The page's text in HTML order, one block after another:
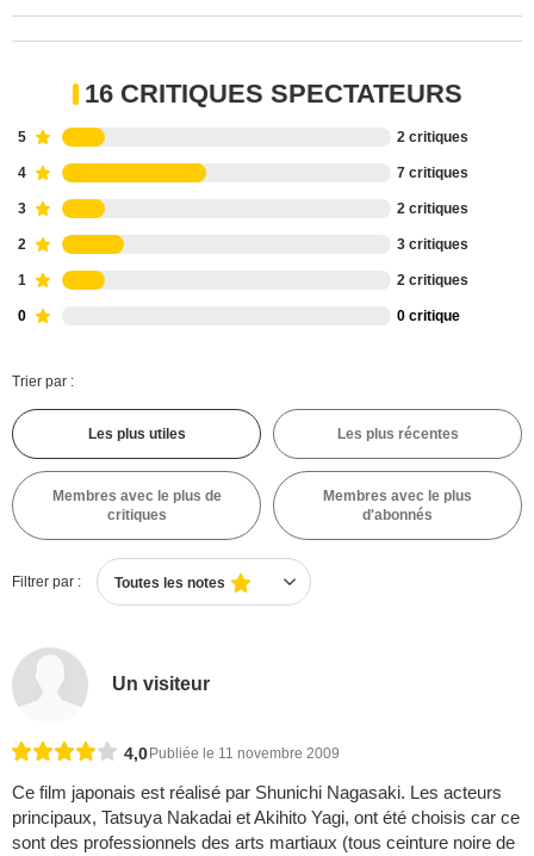
16 CRITIQUES SPECTATEURS
5 2 critiques
4 7 critiques
3 2 critiques
2 3 critiques
1 2 critiques
0 0 critique
Trier par :
Les plus utiles Les plus récentes
Membres avec le plus de
critiques
Membres avec le plus
d'abonnés
Filtrer par : Toutes les notes
Un visiteur
4,0 Publiée le 11 novembre 2009
Ce film japonais est réalisé par Shunichi Nagasaki. Les acteurs
principaux, Tatsuya Nakadai et Akihito Yagi, ont été choisis car ce
sont des professionnels des arts martiaux (tous ceinture noire de